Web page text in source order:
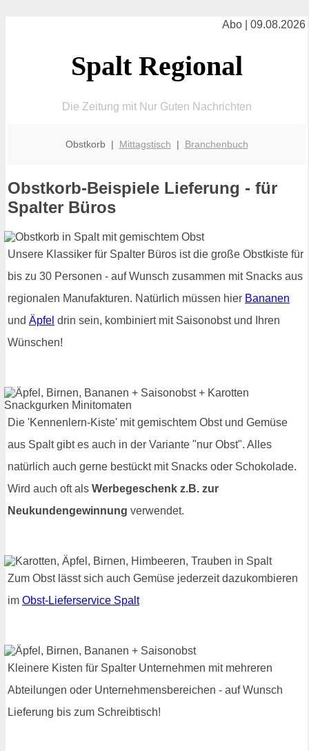
Abo | 09.08.2026
Spalt Regional
Die Zeitung mit Nur Guten Nachrichten
Obstkorb | Mittagstisch | Branchenbuch
Obstkorb-Beispiele Lieferung - für
Spalter Büros
Unsere Klassiker für Spalter Büros ist die große Obstkiste für
bis zu 30 Personen - auf Wunsch zusammen mit Snacks aus
regionalen Manufakturen. Natürlich müssen hier Bananen
und Äpfel drin sein, kombiniert mit Saisonobst und Ihren
Wünschen!
Die 'Kennenlern-Kiste' mit gemischtem Obst und Gemüse
aus Spalt gibt es auch in der Variante "nur Obst". Alles
natürlich auch gerne bestückt mit Snacks oder Schokolade.
Wird auch oft als Werbegeschenk z.B. zur
Neukundengewinnung verwendet.
Zum Obst lässt sich auch Gemüse jederzeit dazukombieren
im Obst-Lieferservice Spalt
Kleinere Kisten für Spalter Unternehmen mit mehreren
Abteilungen oder Unternehmensbereichen - auf Wunsch
Lieferung bis zum Schreibtisch!